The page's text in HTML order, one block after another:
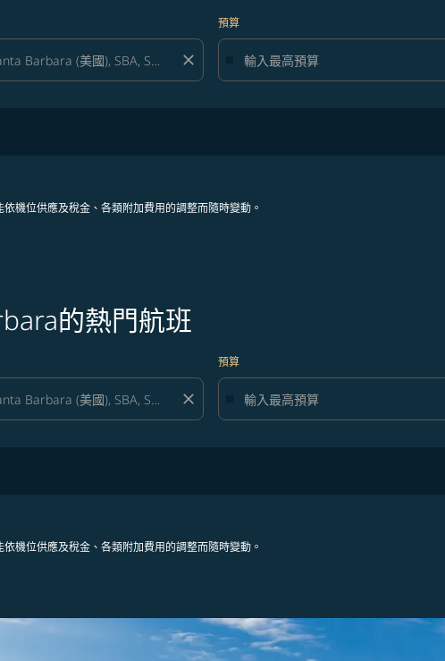
close
預算
機位供應及稅金、各類附加費用的調整而隨時變動。
的熱門航班
close
預算
機位供應及稅金、各類附加費用的調整而隨時變動。